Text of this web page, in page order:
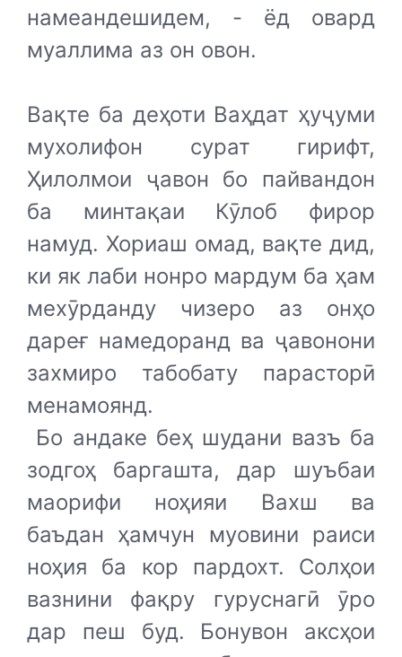
намеандешидем, - ёд овард
муаллима аз он овон.
Вақте ба деҳоти Ваҳдат ҳуҷуми
мухолифон сурат гирифт,
Ҳилолмои ҷавон бо пайвандон
ба минтақаи Кӯлоб фирор
намуд. Хориаш омад, вақте дид,
ки як лаби нонро мардум ба ҳам
мехӯрданду чизеро аз онҳо
дареғ намедоранд ва ҷавонони
захмиро табобату парасторӣ
менамоянд.
Бо андаке беҳ шудани вазъ ба
зодгоҳ баргашта, дар шуъбаи
маорифи ноҳияи Вахш ва
баъдан ҳамчун муовини раиси
ноҳия ба кор пардохт. Солҳои
вазнини фақру гуруснагӣ ӯро
дар пеш буд. Бонувон аксҳои